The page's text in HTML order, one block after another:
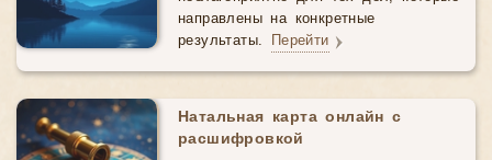
направлены на конкретные
результаты. Перейти
Натальная карта онлайн с
расшифровкой